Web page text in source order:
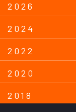
2026
2024
2022
2020
2018